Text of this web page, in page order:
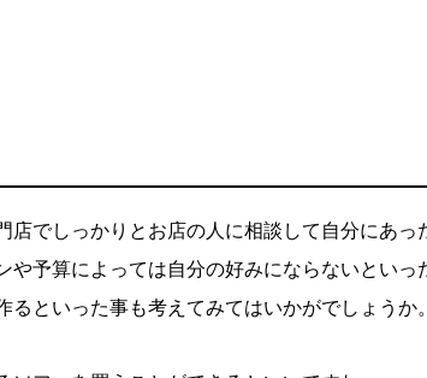
でしっかりとお店の人に相談して自分にあっ
予算によっては自分の好みにならないといっ
といった事も考えてみてはいかがでしょうか。